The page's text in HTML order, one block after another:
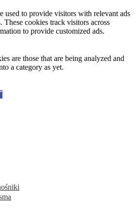
used to provide visitors with relevant ads
These cookies track visitors across
to provide customized ads.
are those that are being analyzed and
a category as yet.